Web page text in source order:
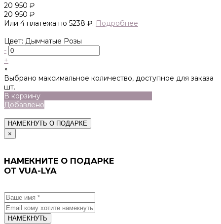
20 950 ₽
20 950 ₽
Или 4 платежа по 5238 ₽. Подробнее
Цвет: Дымчатые Розы
-
+
×
Выбрано максимальное количество, доступное для заказа
шт.
В корзину
Добавлено
НАМЕКНУТЬ О ПОДАРКЕ
×
НАМЕКНИТЕ О ПОДАРКЕ
ОТ VUA-LYA
НАМЕКНУТЬ